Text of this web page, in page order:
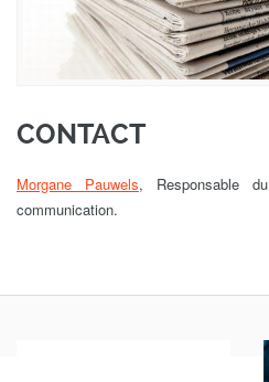
CONTACT
Morgane Pauwels, Responsable
communication.